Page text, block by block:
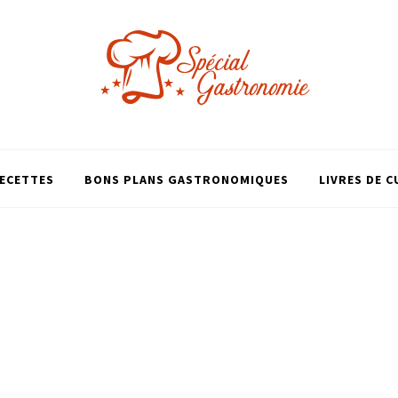
BONS PLANS GASTRONOMIQUES LIVRES DE